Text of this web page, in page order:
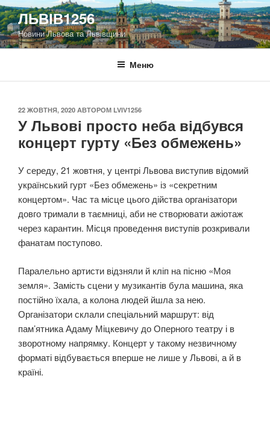
Перейти
до
вмісту
ЛЬВІВ1256
Новини Львова та Львівщини
Меню
ОПУБЛІКОВАНО
22 ЖОВТНЯ, 2020 АВТОРОМ LVIV1256
У Львові просто неба відбувся
концерт гурту «Без обмежень»
У середу, 21 жовтня, у центрі Львова виступив відомий
український гурт «Без обмежень» із «секретним
концертом». Час та місце цього дійства організатори
довго тримали в таємниці, аби не створювати ажіотаж
через карантин. Місця проведення виступів розкривали
фанатам поступово.
Паралельно артисти відзняли й кліп на пісню «Моя
земля». Замість сцени у музикантів була машина, яка
постійно їхала, а колона людей йшла за нею.
Організатори склали спеціальний маршрут: від
пам’ятника Адаму Міцкевичу до Оперного театру і в
зворотному напрямку. Концерт у такому незвичному
форматі відбувається вперше не лише у Львові, а й в
країні.